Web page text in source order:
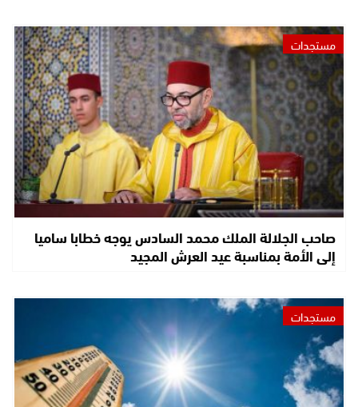
مستجدات
صاحب الجلالة الملك محمد السادس يوجه خطابا ساميا
إلى الأمة بمناسبة عيد العرش المجيد
مستجدات